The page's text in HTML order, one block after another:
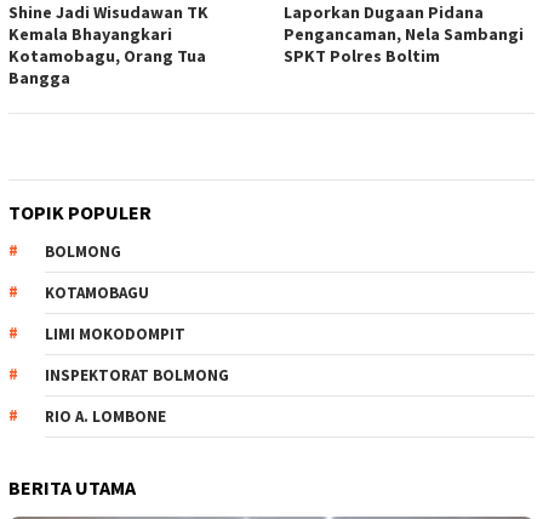
Shine Jadi Wisudawan TK
Kemala Bhayangkari
Kotamobagu, Orang Tua
Bangga
Laporkan Dugaan Pidana
Pengancaman, Nela Sambangi
SPKT Polres Boltim
TOPIK POPULER
BOLMONG
KOTAMOBAGU
LIMI MOKODOMPIT
INSPEKTORAT BOLMONG
RIO A. LOMBONE
BERITA UTAMA